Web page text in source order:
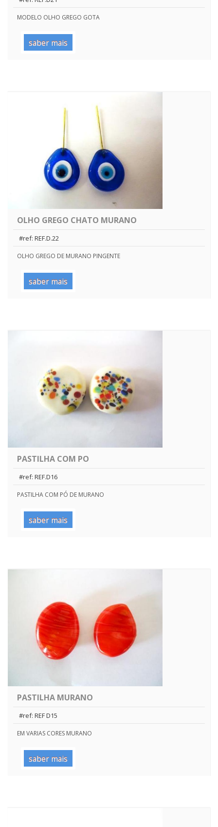
MODELO OLHO GREGO GOTA
saber mais
OLHO GREGO CHATO MURANO
#ref: REF.D.22
OLHO GREGO DE MURANO PINGENTE
saber mais
PASTILHA COM PO
#ref: REF.D16
PASTILHA COM PÓ DE MURANO
saber mais
PASTILHA MURANO
#ref: REF D15
EM VARIAS CORES MURANO
saber mais